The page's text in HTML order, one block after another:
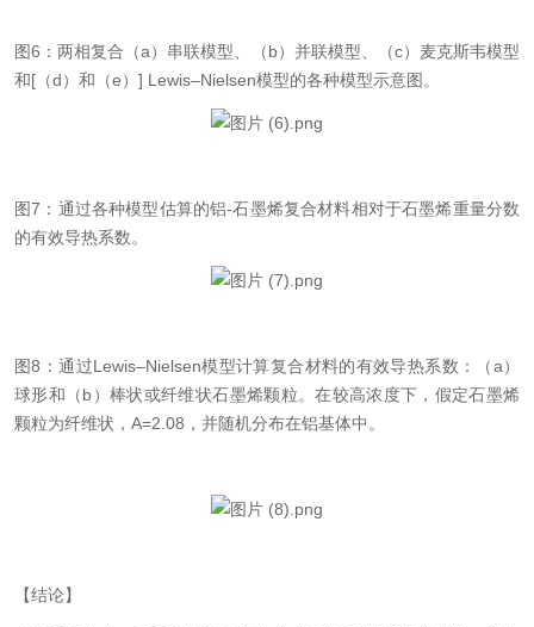
图6：两相复合（a）串联模型、（b）并联模型、（c）麦克斯韦模型
和[（d）和（e）] Lewis–Nielsen模型的各种模型示意图。
图7：通过各种模型估算的铝-石墨烯复合材料相对于石墨烯重量分数
的有效导热系数。
图8：通过Lewis–Nielsen模型计算复合材料的有效导热系数 ： （a）
球形和（b）棒状或纤维状石墨烯颗粒。在较高浓度下，假定石墨烯
颗粒为纤维状， A=2.08，并随机分布在铝基体中。
【结论】